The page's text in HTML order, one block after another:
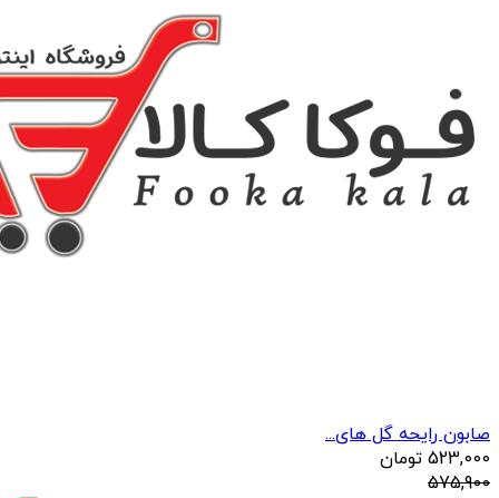
صابون رایحه گل های...
523,000 تومان
575,900